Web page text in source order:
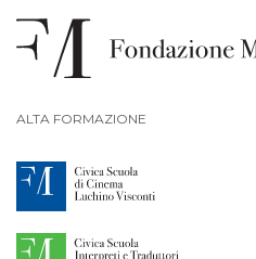
ALTA FORMAZIONE